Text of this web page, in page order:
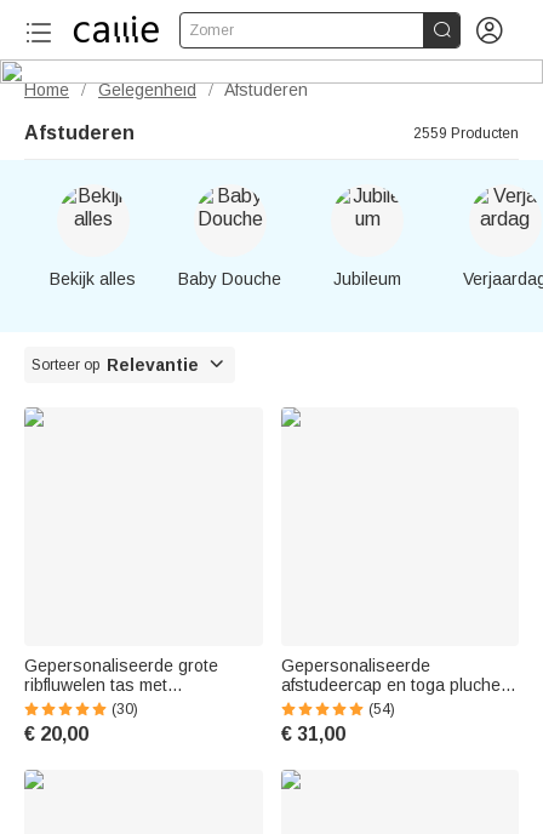
Zomer  
Home / Gelegenheid / Afstuderen
Afstuderen 2559 Producten
Bekijk alles Baby Douche Jubileum
Sorteer op Relevantie 
Gepersonaliseerde grote
ribfluwelen tas met
geboortebloem en naam voor
dagelijks gebruik en als
verjaardagscadeau voor
(30)
€ 20,00
Gepersonaliseerde
afstudeercap en toga pluche
teddybeer met naam en jaar -
perfect afstudeercadeau voor
afstudeerfeest en diploma-
(54)
€ 31,00